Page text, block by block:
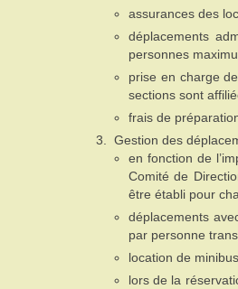
assurances des
déplacements
personnes
prise en charge
sections sont
frais de
Gestion des
en fonction de
Comité de
être établi pour
déplacements
par personne
location de
lors de la